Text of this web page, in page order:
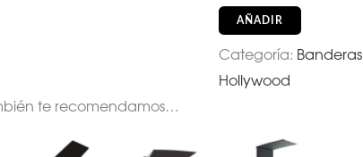
AÑADIR
Categoría: Banderas
Hollywood
te recomendamos…